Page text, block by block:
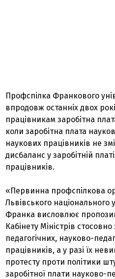
Профспілка Франкового
впродовж останніх двох
працівникам заробітна
коли заробітна плата
наукових працівників не
дисбаланс у заробітній
працівників.
«Первинна профспілкова
Львівського національного
Франка висловлює
Кабінету Міністрів
педагогічних, науково-
працівників, а у разі їх
протесту проти політики
заробітної плати науково-